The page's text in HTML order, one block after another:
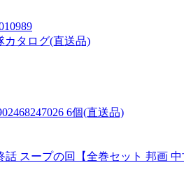
カタログ(直送品)
6個(直送品)
スープの回【全巻セット 邦画